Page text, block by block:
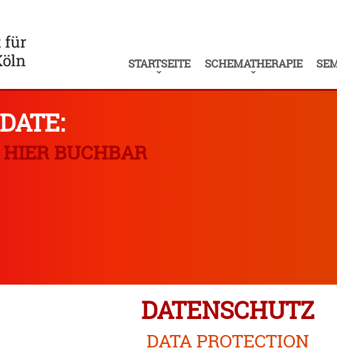
STARTSEITE SCHEMATHERAPIE
BUCHBAR
DATEN­SCHUTZ
DATA PROTECTION